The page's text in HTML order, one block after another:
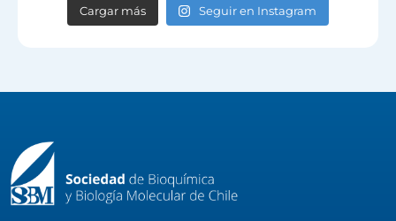
Cargar más Seguir en Instagram